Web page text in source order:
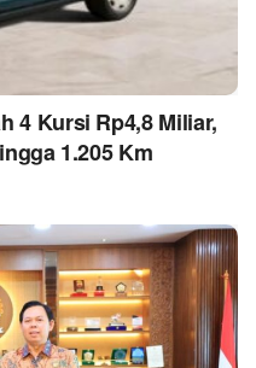
4 Kursi Rp4,8 Miliar,
1.205 Km